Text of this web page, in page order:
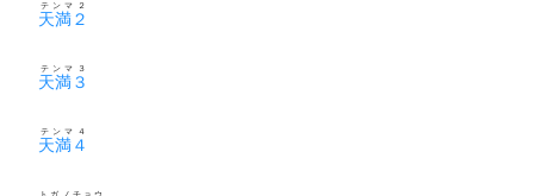
天満２
テンマ２
天満３
テンマ３
天満４
テンマ４
トガノチョウ